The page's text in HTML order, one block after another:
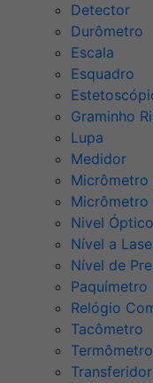
Detector
Durômetro
Escala
Esquadro
Graminho
Lupa
Medidor
Micrômetro
Micrômetro
Nivel Óptico
Nível a
Nível de
Paquímetro
Relógio
Tacômetro
Termômetro